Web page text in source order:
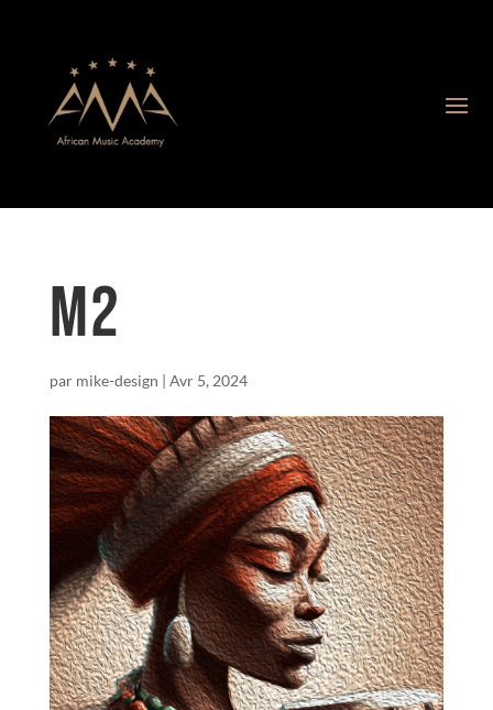
M2
par mike-design | Avr 5, 2024